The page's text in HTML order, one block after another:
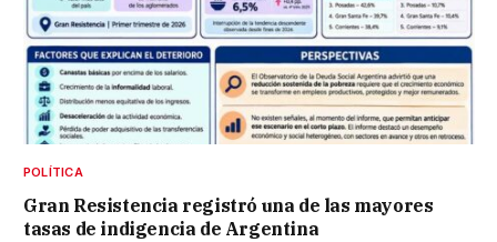
POLÍTICA
Gran Resistencia registró una de las mayores
tasas de indigencia de Argentina